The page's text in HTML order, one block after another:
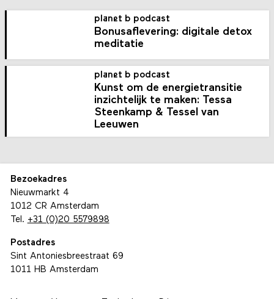
planet b podcast
Bonusaflevering: digitale detox
meditatie
planet b podcast
Kunst om de energietransitie
inzichtelijk te maken: Tessa
Steenkamp & Tessel van
Leeuwen
Bezoekadres
Nieuwmarkt 4
1012 CR Amsterdam
Tel. +31 (0)20 5579898
Postadres
Sint Antoniesbreestraat 69
1011 HB Amsterdam